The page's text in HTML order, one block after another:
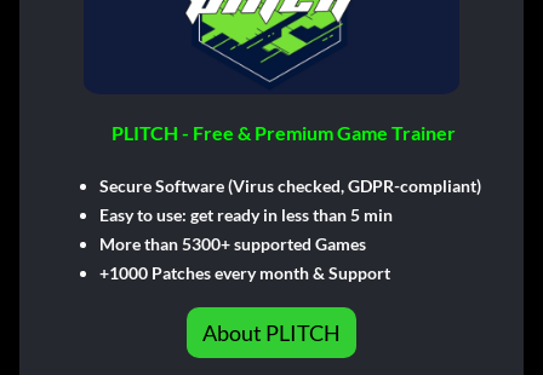
PLITCH - Free & Premium Game Trainer
Secure Software (Virus checked, GDPR-compliant)
Easy to use: get ready in less than 5 min
More than 5300+ supported Games
+1000 Patches every month & Support
About PLITCH